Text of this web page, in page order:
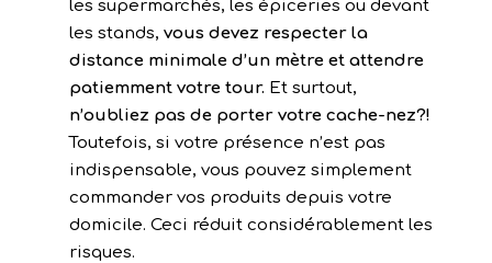
les supermarchés, les épiceries ou devant
les stands, vous devez respecter la
distance minimale d’un mètre et attendre
patiemment votre tour. Et surtout,
n’oubliez pas de porter votre cache-nez?!
Toutefois, si votre présence n’est pas
indispensable, vous pouvez simplement
commander vos produits depuis votre
domicile. Ceci réduit considérablement les
risques.